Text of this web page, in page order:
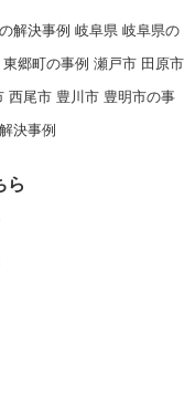
解決事例 岐阜県 岐阜県の
東郷町の事例 瀬戸市 田原市
西尾市 豊川市 豊明市の事
決事例
ら